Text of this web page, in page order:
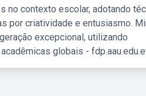
no contexto escolar, adotando
por criatividade e entusiasmo.
excepcional, utilizando
globais -